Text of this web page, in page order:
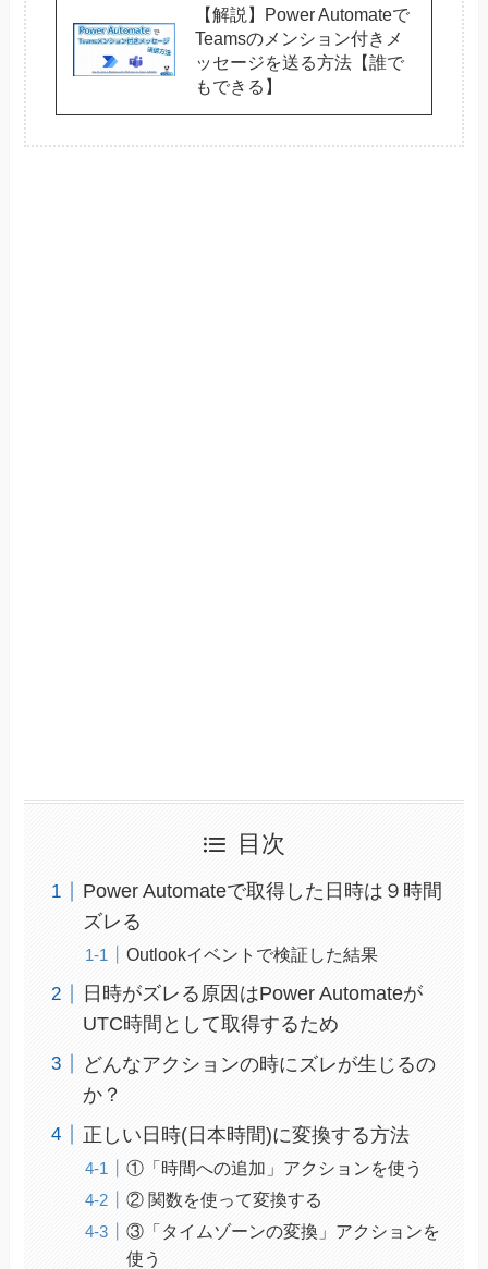
【解説】Power Automateで
Teamsのメンション付きメ
ッセージを送る方法【誰で
もできる】
目次
Power Automateで取得した日時は９時間
ズレる
Outlookイベントで検証した結果
日時がズレる原因はPower Automateが
UTC時間として取得するため
どんなアクションの時にズレが生じるの
か？
正しい日時(日本時間)に変換する方法
①「時間への追加」アクションを使う
② 関数を使って変換する
③「タイムゾーンの変換」アクションを
使う